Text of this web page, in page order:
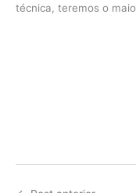
técnica, teremos o